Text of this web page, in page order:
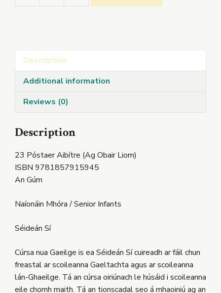
quantity
Description
Additional information
Reviews (0)
Description
23 Póstaer Aibítre (Ag Obair Liom)
ISBN 9781857915945
An Gúm
Naíonáin Mhóra / Senior Infants
Séideán Sí
Cúrsa nua Gaeilge is ea Séideán Sí cuireadh ar fáil chun
freastal ar scoileanna Gaeltachta agus ar scoileanna
lán-Ghaeilge. Tá an cúrsa oiriúnach le húsáid i scoileanna
eile chomh maith. Tá an tionscadal seo á mhaoiniú ag an